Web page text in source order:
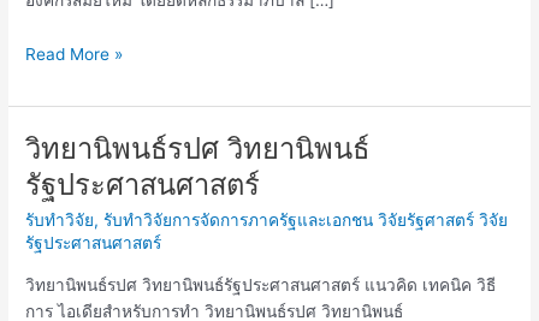
Read More »
วิทยานิพนธ์รปศ วิทยานิพนธ์
รัฐประศาสนศาสตร์
รับทำวิจัย,รับทำวิจัยการจัดการภาครัฐและเอกชน วิจัยรัฐศาสตร์ วิจัย
รัฐประศาสนศาสตร์
วิทยานิพนธ์รปศ วิทยานิพนธ์รัฐประศาสนศาสตร์ แนวคิด เทคนิค วิธี
การ ไอเดียสำหรับการทำ วิทยานิพนธ์รปศ วิทยานิพนธ์
วิทยา
นิ
พนธ์รปศ
วิทยานิพนธ์
รัฐประศาสนศาสตร์